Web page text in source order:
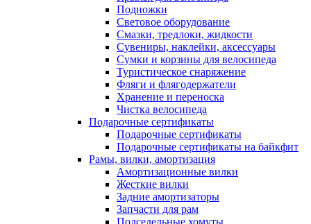
Подножки
Световое оборудование
Смазки, тредлоки, жидкости
Сувениры, наклейки, аксессуары
Сумки и корзины для велосипеда
Туристическое снаряжение
Фляги и флягодержатели
Хранение и переноска
Чистка велосипеда
Подарочные сертификаты
Подарочные сертификаты
Подарочные сертификаты на байкфит
Рамы, вилки, амортизация
Амортизационные вилки
Жесткие вилки
Задние амортизаторы
Запчасти для рам
Подседельные хомуты